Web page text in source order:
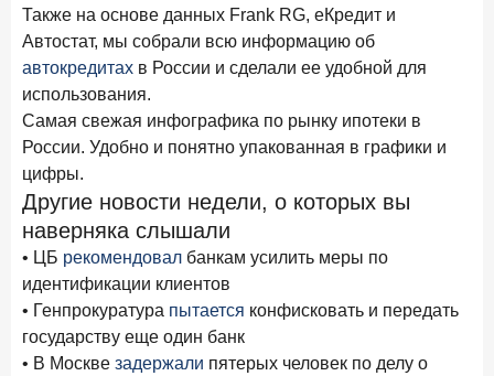
Цифра дня
Средний срок ипотечных кредитов в России
24,9лет
Frank Data. Ипотека
29 декабря 2025 года
Четких целей в 2026-м и качественных «лошадей»!
25 декабря 2025 года
Ипотека. Итоги ноября 2025 года
24 декабря 2025 года
Также на основе данных Frank RG, еКредит и
Автостат, мы собрали всю информацию об
автокредитах в России и сделали ее удобной для
использования.
Самая свежая инфографика по рынку ипотеки в
России. Удобно и понятно упакованная в графики и
цифры.
Другие новости недели, о которых вы
наверняка слышали
• ЦБ рекомендовал банкам усилить меры по
идентификации клиентов
• Генпрокуратура пытается конфисковать и передать
государству еще один банк
• В Москве задержали пятерых человек по делу о